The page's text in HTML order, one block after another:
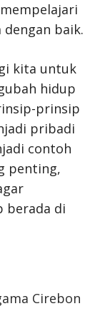
dengan baik.
kita untuk
hidup
prinsip
pribadi
contoh
penting,
berada di
Cirebon